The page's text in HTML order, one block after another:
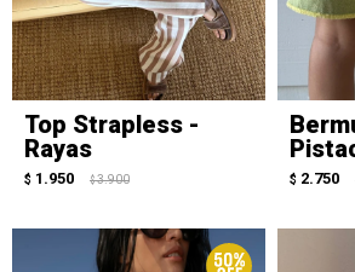
Top Strapless -
Rayas
$ 1.950 $ 3.900 $ 2.750